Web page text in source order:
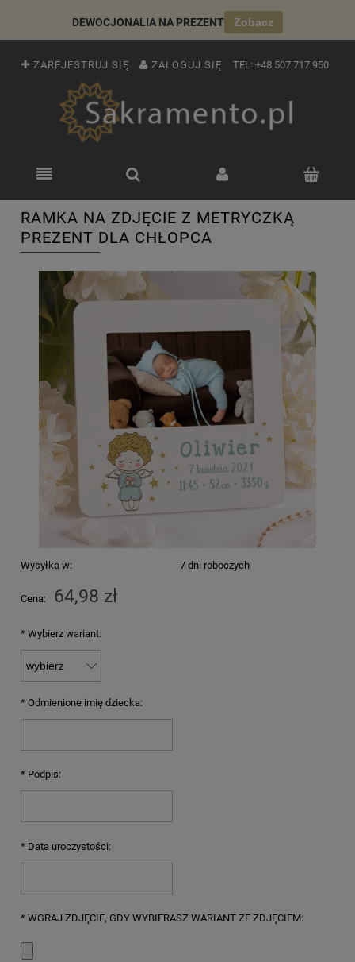
DEWOCJONALIA NA PREZENT Zobacz
ZAREJESTRUJ SIĘ ZALOGUJ SIĘ TEL: +48 507 717 950
RAMKA NA ZDJĘCIE Z METRYCZKĄ
PREZENT DLA CHŁOPCA
Wysyłka w: 7 dni roboczych
Cena: 64,98 zł
* Wybierz wariant:
* Odmienione imię dziecka:
* Podpis:
* Data uroczystości:
* WGRAJ ZDJĘCIE, GDY WYBIERASZ WARIANT ZE ZDJĘCIEM: